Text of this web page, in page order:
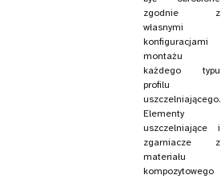
zgodnie z
własnymi
konfiguracjami
montażu
każdego typu
profilu
uszczelniającego.
Elementy
uszczelniające i
zgarniacze z
materiału
kompozytowego